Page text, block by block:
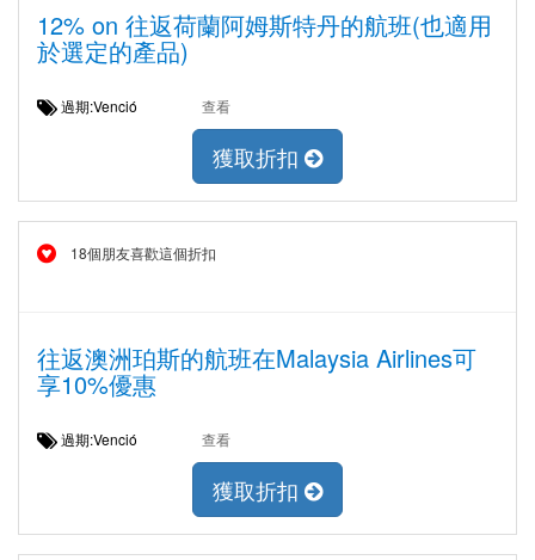
12% on 往返荷蘭阿姆斯特丹的航班(也適用
於選定的產品)
過期:Venció 查看
獲取折扣
18個朋友喜歡這個折扣
往返澳洲珀斯的航班在Malaysia Airlines可
享10%優惠
過期:Venció 查看
獲取折扣